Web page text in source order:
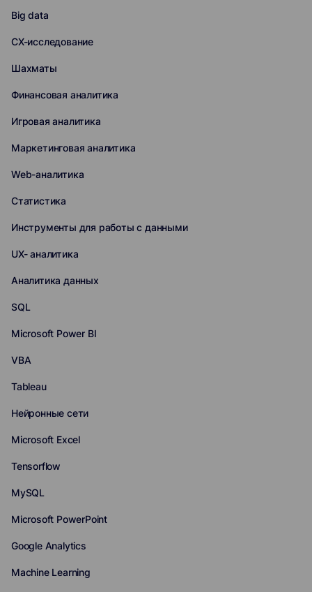
Big data
CX-исследование
Шахматы
Финансовая аналитика
Игровая аналитика
Маркетинговая аналитика
Web-аналитика
Статистика
Инструменты для работы с данными
UX- аналитика
Аналитика данных
SQL
Microsoft Power BI
VBA
Tableau
Нейронные сети
Microsoft Excel
Tensorflow
MySQL
Microsoft PowerPoint
Google Analytics
Machine Learning